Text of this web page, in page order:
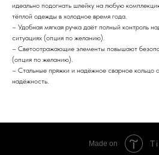
идеально подогнать шлейку на любую
тёплой одежды в холодное время года.
– Удобная мягкая ручка даёт полный контроль
ситуациях (опция по желанию).
– Светоотражающие элементы повышают
(опция по желанию).
– Стальные пряжки и надёжное сварное кольцо
надёжность.
Made on